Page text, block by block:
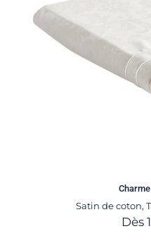
Satin de coton,
Dès